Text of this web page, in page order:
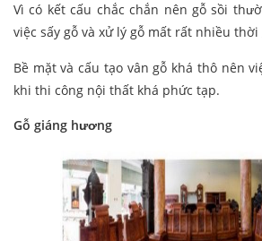
Vì có kết cấu chắc chắn nên gỗ sồi
việc sấy gỗ và xử lý gỗ mất rất nhiều thời
Bề mặt và cấu tạo vân gỗ khá thô nên
khi thi công nội thất khá phức tạp.
Gỗ giáng hương